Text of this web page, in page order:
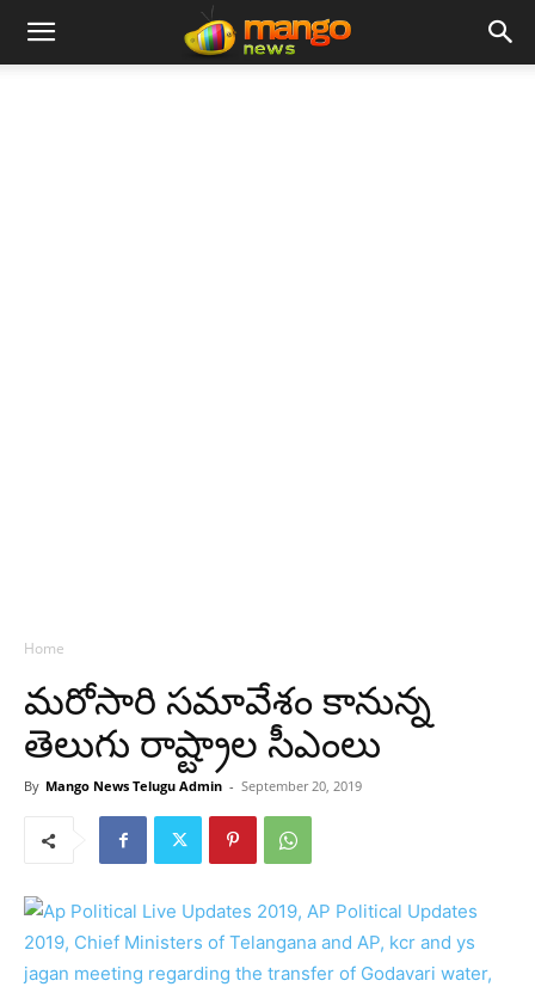
Home
మరోసారి సమావేశం కానున్న
తెలుగు రాష్ట్రాల సీఎంలు
By Mango News Telugu Admin - September 20, 2019